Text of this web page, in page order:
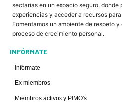
sectarias en un espacio seguro, donde
experiencias y acceder a recursos
Fomentamos un ambiente de respeto
proceso de crecimiento personal.
INFÓRMATE
Infórmate
Ex miembros
Miembros activos y PIMO's